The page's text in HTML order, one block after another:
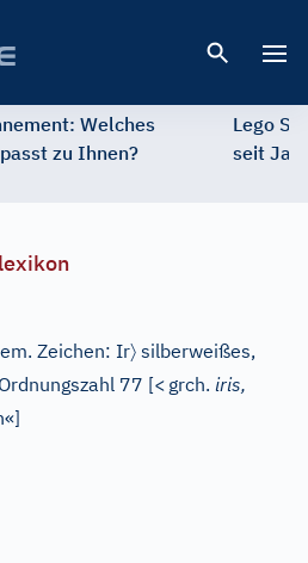
Welches
zu Ihnen?
Lego
seit
Zeichen: Ir〉 silberweißes,
77 [< grch. iris,
]